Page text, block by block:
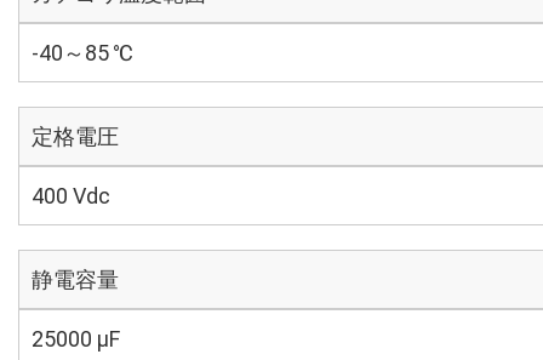
-40～85 ℃
定格電圧
400 Vdc
静電容量
25000 µF